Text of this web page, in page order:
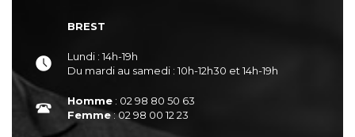
BREST
Lundi : 14h-19h
Du mardi au samedi : 10h-12h30 et 14h-19h
Homme : 02 98 80 50 63
Femme: 02 98 00 12 23